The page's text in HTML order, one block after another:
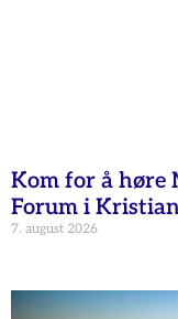
Kom for å høre
Forum i
7. august 2026